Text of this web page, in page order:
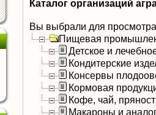
Каталог организаций
Вы выбрали для
Пищевая
Детское и
Кондитерские
Консервы
Кормовая
Кофе, чай,
Макароны и